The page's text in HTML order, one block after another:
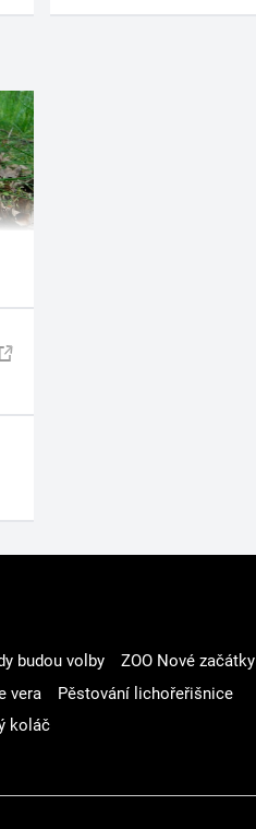
budou volby
ZOO Nové začátky
vera
Pěstování lichořeřišnice
koláč